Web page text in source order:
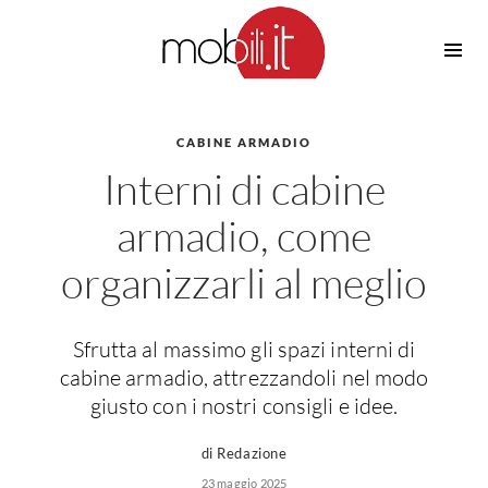
Cucine Design
Cucine Moderne
Cucine Country
Cucine Monoblocco
Consigli Cucine
Attrezzature Interne
Elettrodomestici
Irrigazione
Casette in Legno
Amaca
Ombrelloni
Pergole
Piante
Luce
CABINE ARMADIO
Interni di cabine
armadio, come
organizzarli al meglio
Sfrutta al massimo gli spazi interni di
cabine armadio, attrezzandoli nel modo
giusto con i nostri consigli e idee.
di Redazione
23 maggio 2025